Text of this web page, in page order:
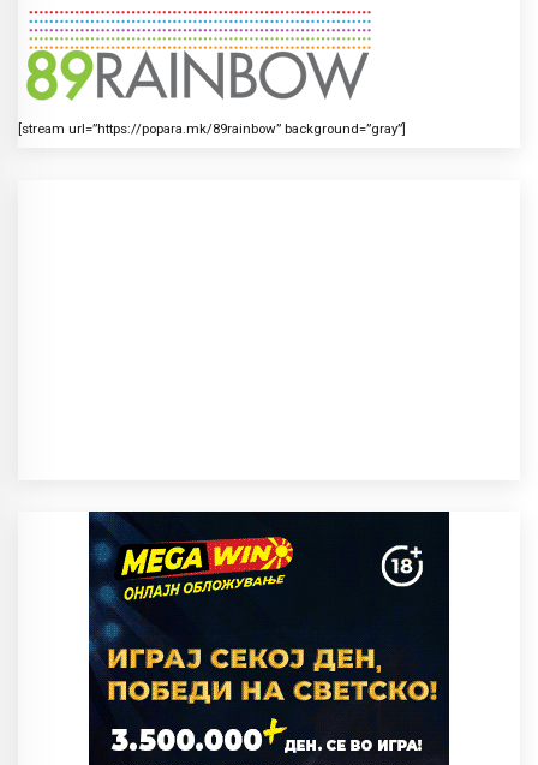
[stream url=”https://popara.mk/89rainbow” background=”gray”]